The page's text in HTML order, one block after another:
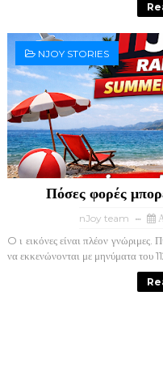
NJOY STORIES
Πόσες φορές
nJoy team
O ι εικόνες είναι πλέον γνώριμες.
να εκκενώνονται με μηνύματα του